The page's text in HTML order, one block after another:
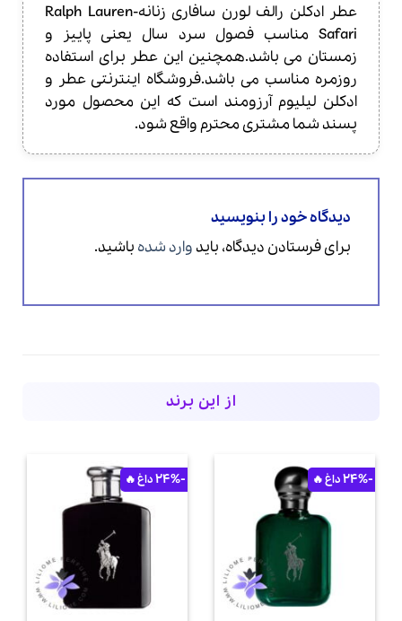
عطر ادکلن رالف لورن سافاری زنانه-Ralph Lauren
Safari مناسب فصول سرد سال یعنی پاییز و
زمستان می باشد.همچنین این عطر برای استفاده
روزمره مناسب می باشد.فروشگاه اینترنتی عطر و
ادکلن لیلیوم آرزومند است که این محصول مورد
پسند شما مشتری محترم واقع شود.
دیدگاه خود را بنویسید
برای فرستادن دیدگاه، باید وارد شده باشید.
از این برند
-24%
-24%